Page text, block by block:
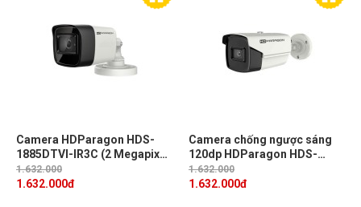
Camera HDParagon HDS-
1885DTVI-IR3C (2 Megapixel,
IR 40M, chống bụi nước IP67)
1.632.000
1.632.000đ
Camera chống ngược sáng
120dp HDParagon HDS-
1887STVI-IR6F (2Megapixel,
hồng ngoại EXIR 60m, IP 67)
1.632.000
1.632.000đ